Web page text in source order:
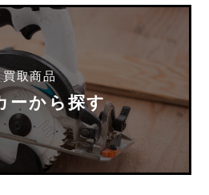
買取商品
ーから探す